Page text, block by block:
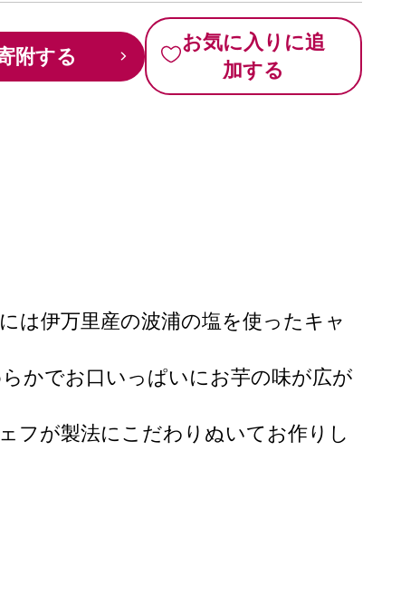
附する
お気に入りに追
加する
は伊万里産の波浦の塩を使ったキャ
かでお口いっぱいにお芋の味が広が
フが製法にこだわりぬいてお作りし